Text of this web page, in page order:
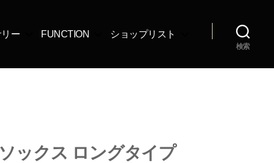
ー FUNCTION ショップリスト
検索
ックス ロングタイプ